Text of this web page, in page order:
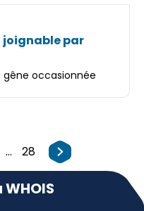
joignable par
gêne occasionnée
... 28